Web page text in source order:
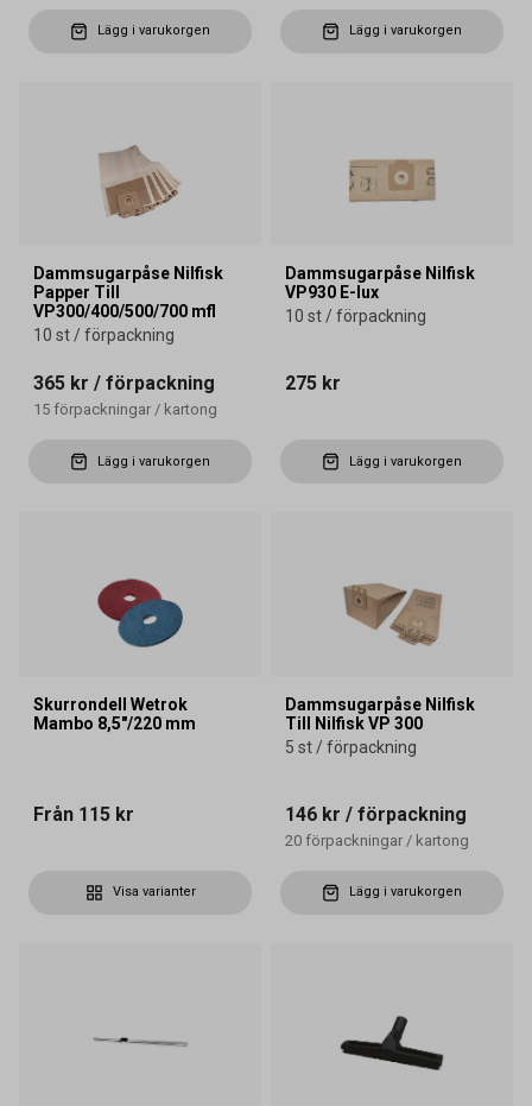
Lägg i varukorgen Lägg i varukorgen
Dammsugarpåse Nilfisk
Papper Till
VP300/400/500/700 mfl
10 st / förpackning
365 kr / förpackning
15 förpackningar / kartong
Lägg i varukorgen
Dammsugarpåse Nilfisk
VP930 E-lux
10 st / förpackning
275 kr
Lägg i varukorgen
Skurrondell Wetrok
Mambo 8,5"/220 mm
Från 115 kr
Visa varianter
Dammsugarpåse Nilfisk
Till Nilfisk VP 300
5 st / förpackning
146 kr / förpackning
20 förpackningar / kartong
Lägg i varukorgen